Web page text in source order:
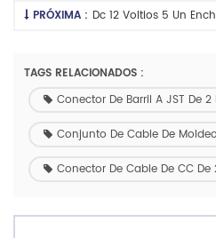
PRÓXIMA :
TAGS RELACIONADOS :
Conector De Barril A JST De 2
Conjunto De Cable De Moldeo
Conector De Cable De CC De